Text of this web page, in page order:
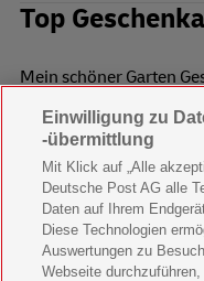
Top
Mein schöner Garten
Wohnen & Garten
Mein schönes Land
Bild der Frau
11 Freunde
Einwilligung zu
-übermittlung
Mit Klick auf „Alle
Deutsche Post AG alle
Daten auf Ihrem
Diese Technologien
Auswertungen zu
Webseite